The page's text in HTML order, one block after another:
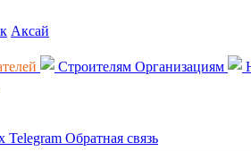
Аксай
Строителям Организациям
Telegram Обратная связь